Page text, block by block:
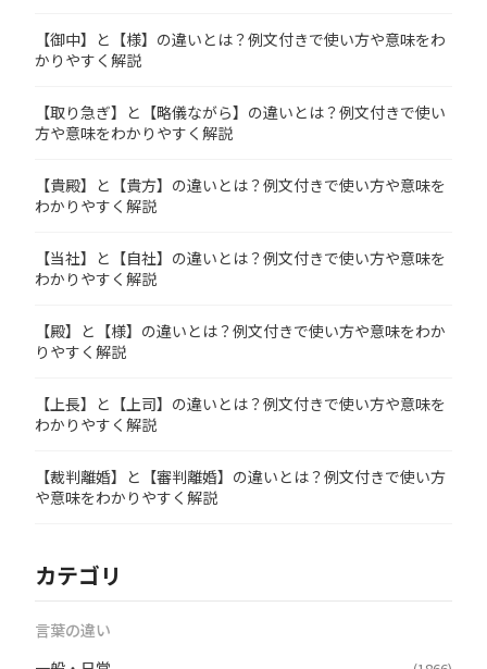
【御中】と【様】の違いとは？例文付きで使い方や意味をわ
かりやすく解説
【取り急ぎ】と【略儀ながら】の違いとは？例文付きで使い
方や意味をわかりやすく解説
【貴殿】と【貴方】の違いとは？例文付きで使い方や意味を
わかりやすく解説
【当社】と【自社】の違いとは？例文付きで使い方や意味を
わかりやすく解説
【殿】と【様】の違いとは？例文付きで使い方や意味をわか
りやすく解説
【上長】と【上司】の違いとは？例文付きで使い方や意味を
わかりやすく解説
【裁判離婚】と【審判離婚】の違いとは？例文付きで使い方
や意味をわかりやすく解説
カテゴリ
言葉の違い